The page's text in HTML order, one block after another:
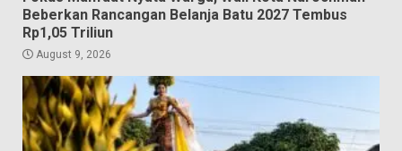
Beberkan Rancangan Belanja Batu 2027 Tembus
Rp1,05 Triliun
August 9, 2026